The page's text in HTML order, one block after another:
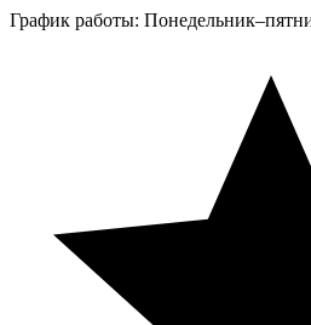
График работы: